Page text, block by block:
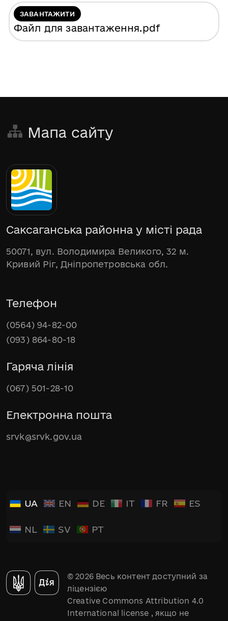
ЗАВАНТАЖИТИ
Файл для завантаження.pdf
Мапа сайту
Саксаганська районна у місті рада
50071, вул. Володимира Великого, 32 м.
Кривий Ріг, Дніпропетровська обл.
Телефон
(0564) 94-82-00
(093) 864-80-18
Гаряча лінія
(067) 501-28-10
Електронна пошта
srvk@srvk.gov.ua
UA EN DE IT FR ES
NL SV PT
© 2026 Весь контент доступний за
ліцензією
Creative Commons Attribution 4.0
International license , якщо не